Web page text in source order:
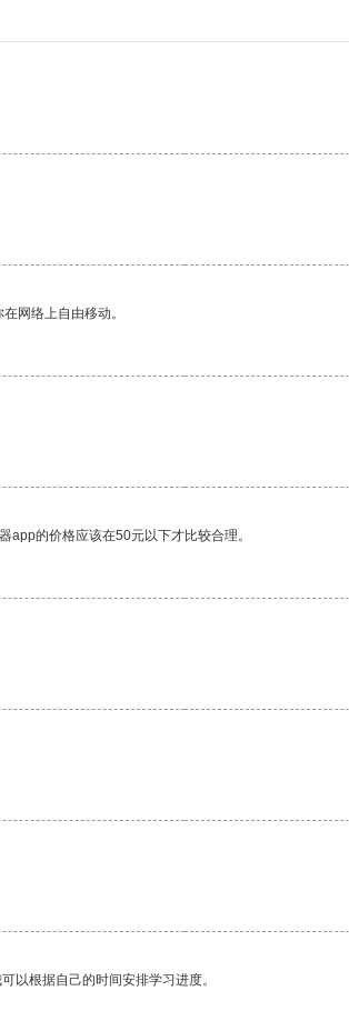
网络上自由移动。
app的价格应该在50元以下才比较合理。
以根据自己的时间安排学习进度。